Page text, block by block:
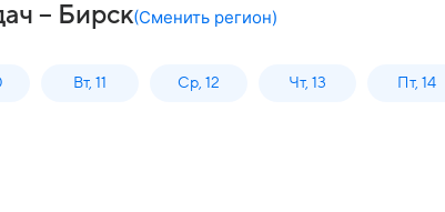
– Бирск(Сменить регион)
Вт, 11 Ср, 12 Чт, 13 Пт, 14